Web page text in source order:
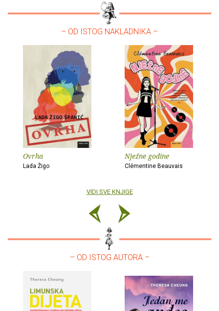
– OD ISTOG NAKLADNIKA –
Ovrha
Lada Žigo
Nježne godine
Clémentine Beauvais
VIDI SVE KNJIGE
– OD ISTOG AUTORA –